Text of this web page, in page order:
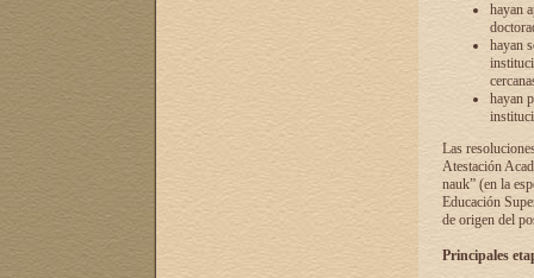
hayan
hayan
hayan
Las
Atestación
nauk” (en la
Educación
de origen del
Principales